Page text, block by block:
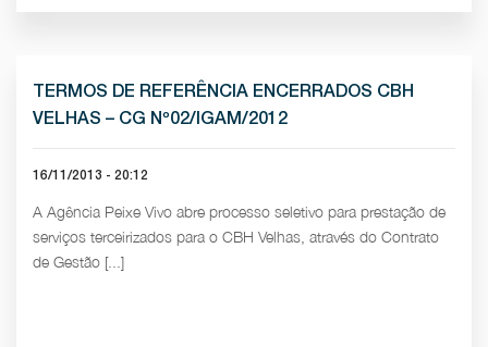
TERMOS DE REFERÊNCIA ENCERRADOS CBH
VELHAS – CG Nº02/IGAM/2012
16/11/2013 - 20:12
A Agência Peixe Vivo abre processo seletivo para prestação de
serviços terceirizados para o CBH Velhas, através do Contrato
de Gestão [...]